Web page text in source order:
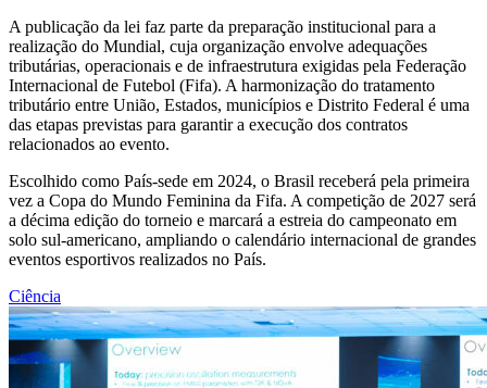
A publicação da lei faz parte da preparação institucional para a
realização do Mundial, cuja organização envolve adequações
tributárias, operacionais e de infraestrutura exigidas pela Federação
Internacional de Futebol (Fifa). A harmonização do tratamento
tributário entre União, Estados, municípios e Distrito Federal é uma
das etapas previstas para garantir a execução dos contratos
relacionados ao evento.
Escolhido como País-sede em 2024, o Brasil receberá pela primeira
vez a Copa do Mundo Feminina da Fifa. A competição de 2027 será
a décima edição do torneio e marcará a estreia do campeonato em
solo sul-americano, ampliando o calendário internacional de grandes
eventos esportivos realizados no País.
Ciência